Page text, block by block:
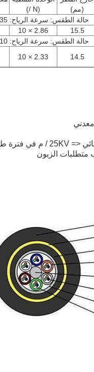
(مم)
(N /)
حالة الطقس: سرعة الرياح: 35 م / ث وسمك الجليد 0 مم.
15.5
2.86 × 10
حالة الطقس: سرعة الرياح: 10 م / ث وسمك الجليد 5 مم.
14.5
2.33 × 10